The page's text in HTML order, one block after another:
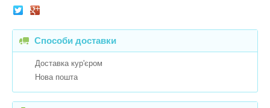
Способи доставки
Доставка кур'єром
Нова пошта